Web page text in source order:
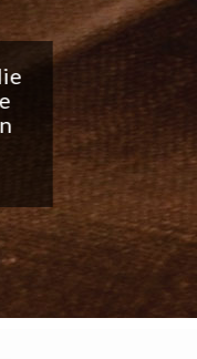
die